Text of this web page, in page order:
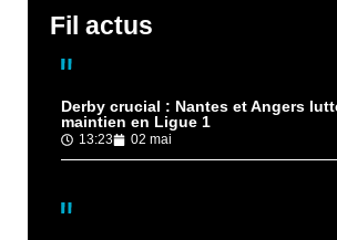
Fil actus
Derby crucial : Nantes et Angers
maintien en Ligue 1
13:23 02 mai